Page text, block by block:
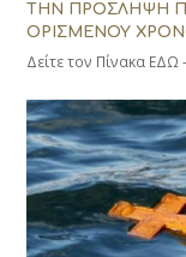
ΤΗΝ ΠΡΟΣΛΗΨΗ
ΟΡΙΣΜΕΝΟΥ
Δείτε τον Πίνακα